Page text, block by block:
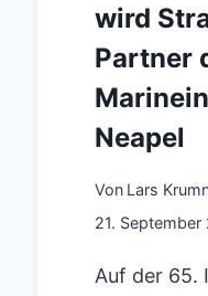
wird
Partner
Neapel
Von Lars
21. September
Auf der 65.